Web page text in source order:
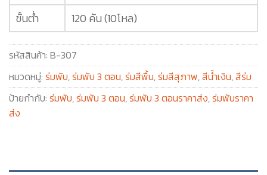
ขั้นต่ำ
120 คัน (10โหล)
รหัสสินค้า: B-307
หมวดหมู่: ร่มพับ,ร่มพับ 3 ตอน,ร่มสีพื้น,ร่มสีสุภาพ,สีน้ำเงิน,สีร่ม
ป้ายกำกับ: ร่มพับ,ร่มพับ 3 ตอน,ร่มพับ 3 ตอนราคาส่ง,ร่มพับราคา
ส่ง